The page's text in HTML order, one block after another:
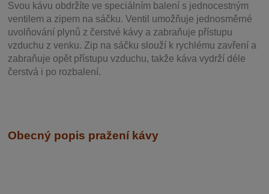
Svou kávu obdržíte ve speciálním balení s jednocestným
ventilem a zipem na sáčku. Ventil umožňuje jednosměrné
uvolňování plynů z čerstvé kávy a zabraňuje přístupu
vzduchu z venku. Zip na sáčku slouží k rychlému zavření a
zabraňuje opět přístupu vzduchu, takže káva vydrží déle
čerstvá i po rozbalení.
Obecný popis pražení kávy